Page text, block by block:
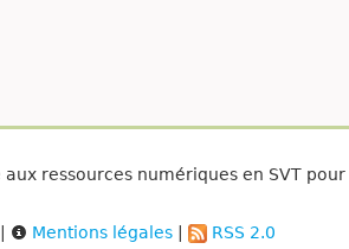
ressources numériques en SVT
Mentions légales| RSS 2.0